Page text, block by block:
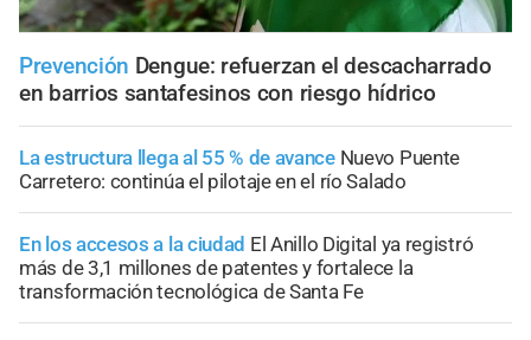
Prevención Dengue: refuerzan el descacharrado
en barrios santafesinos con riesgo hídrico
La estructura llega al 55 % de avance Nuevo Puente
Carretero: continúa el pilotaje en el río Salado
En los accesos a la ciudad El Anillo Digital ya registró
más de 3,1 millones de patentes y fortalece la
transformación tecnológica de Santa Fe